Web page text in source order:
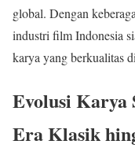
global. Dengan
industri film Indonesia
karya yang berkualitas
Evolusi Karya
Era Klasik